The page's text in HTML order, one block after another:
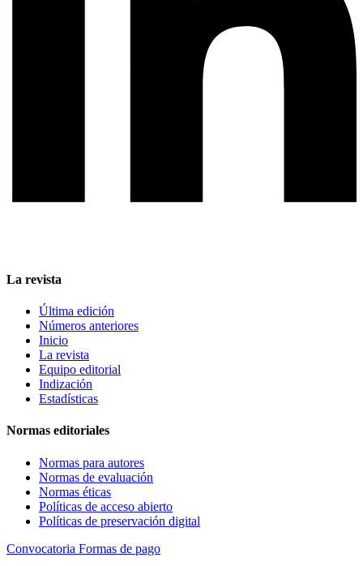
La revista
Última edición
Números anteriores
Inicio
La revista
Equipo editorial
Indización
Estadísticas
Normas editoriales
Normas para autores
Normas de evaluación
Normas éticas
Políticas de acceso abierto
Políticas de preservación digital
Convocatoria Formas de pago